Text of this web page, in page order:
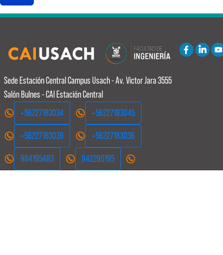
Sede Estación Central Campus Usach - Av. Victor Jara 3555
Salón Bulnes - CAI Estación Central
+56227183034
+56227183045
+56227183039 +56227183036
984195483 942290195